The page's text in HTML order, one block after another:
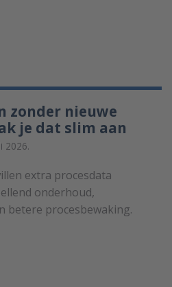
zonder nieuwe
je dat slim aan
2026.
extra procesdata
onderhoud,
betere procesbewaking.